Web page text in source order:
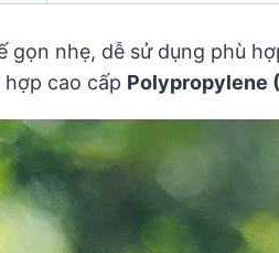
nhẹ, dễ sử dụng phù
cao cấp Polypropylene